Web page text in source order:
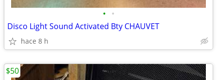
• •
Disco Light Sound Activated Bty CHAUVET
hace 8 h
$50